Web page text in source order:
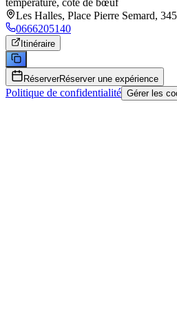
température, côte de bœuf
Les Halles, Place Pierre Semard,
0666205140
Itinéraire
RéserverRéserver une expérience
Politique de confidentialité Gérer les